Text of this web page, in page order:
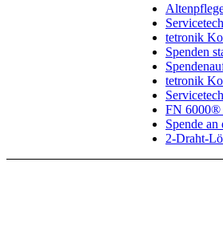
tetronik
Spenden
tetronik
FN 6000®
Spende
2-Draht-